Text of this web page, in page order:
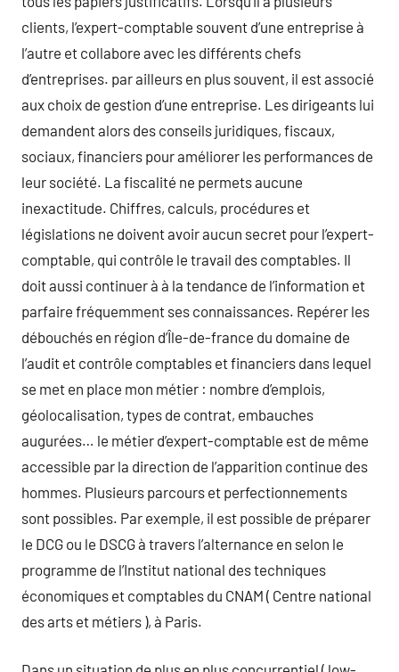
clients, l’expert-comptable souvent d’une entreprise à
l’autre et collabore avec les différents chefs
d’entreprises. par ailleurs en plus souvent, il est associé
aux choix de gestion d’une entreprise. Les dirigeants lui
demandent alors des conseils juridiques, fiscaux,
sociaux, financiers pour améliorer les performances de
leur société. La fiscalité ne permets aucune
inexactitude. Chiffres, calculs, procédures et
législations ne doivent avoir aucun secret pour l’expert-
comptable, qui contrôle le travail des comptables. Il
doit aussi continuer à à la tendance de l’information et
parfaire fréquemment ses connaissances. Repérer les
débouchés en région d’Île-de-france du domaine de
l’audit et contrôle comptables et financiers dans lequel
se met en place mon métier : nombre d’emplois,
géolocalisation, types de contrat, embauches
augurées… le métier d’expert-comptable est de même
accessible par la direction de l’apparition continue des
hommes. Plusieurs parcours et perfectionnements
sont possibles. Par exemple, il est possible de préparer
le DCG ou le DSCG à travers l’alternance en selon le
programme de l’Institut national des techniques
économiques et comptables du CNAM ( Centre national
des arts et métiers ), à Paris.